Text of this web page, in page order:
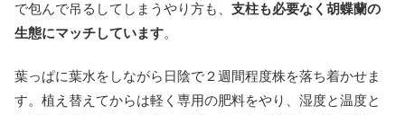
で包んで吊るしてしまうやり方も、 支柱も必要なく胡蝶蘭の
生態にマッチしています。
葉っぱに葉水をしながら日陰で２週間程度株を落ち着かせま
す。植え替えてからは軽く専用の肥料をやり、湿度と温度と